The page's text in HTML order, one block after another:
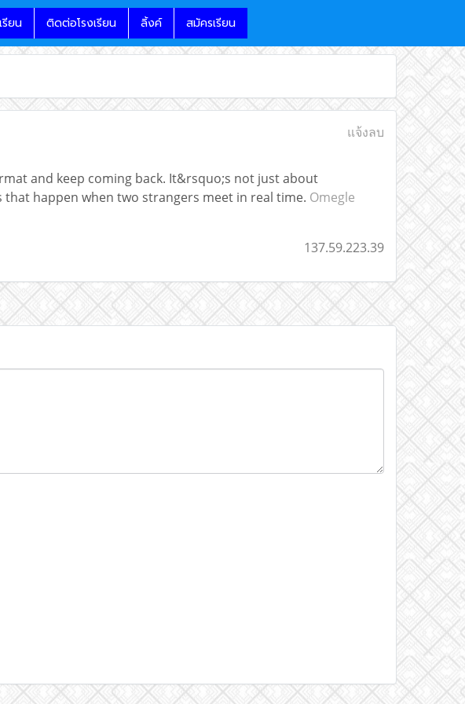
รียน ติดต่อโรงเรียน ลิ้งค์ สมัครเรียน
แจ้งลบ
and keep coming back. It&rsquo;s not just about
happen when two strangers meet in real time. Omegle
137.59.223.39